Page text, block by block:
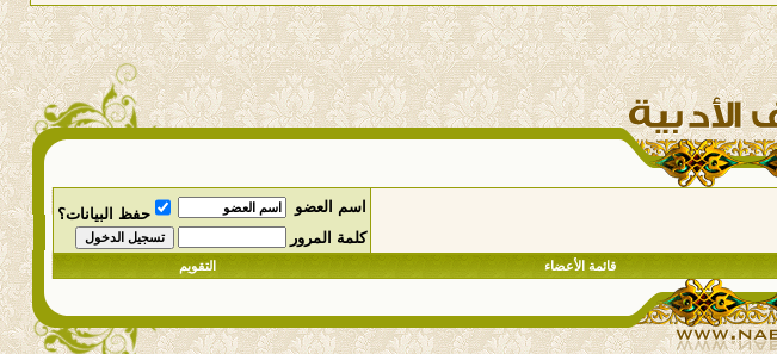
اسم العضو
حفظ البيانات؟
كلمة المرور
قائمة الأعضاء التقويم